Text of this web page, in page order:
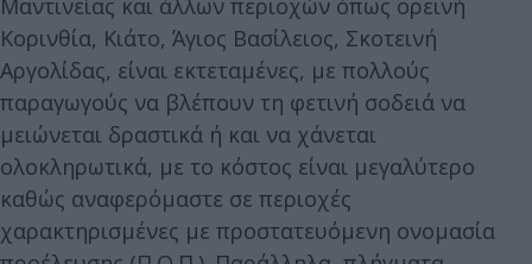
Μαντινείας και άλλων περιοχών όπως ορεινή
Κορινθία, Κιάτο, Άγιος Βασίλειος, Σκοτεινή
Αργολίδας, είναι εκτεταμένες, με πολλούς
παραγωγούς να βλέπουν τη φετινή σοδειά να
μειώνεται δραστικά ή και να χάνεται
ολοκληρωτικά, με το κόστος είναι μεγαλύτερο
καθώς αναφερόμαστε σε περιοχές
χαρακτηρισμένες με προστατευόμενη ονομασία